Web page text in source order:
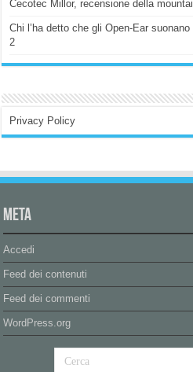
Cecotec Millor, recensione della
Chi l’ha detto che gli Open-Ear
2
Privacy Policy
Meta
Accedi
Feed dei contenuti
Feed dei commenti
WordPress.org